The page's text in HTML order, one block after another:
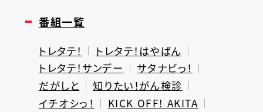
番組一覧
トレタテ！
トレタテ！はやばん
トレタテ！サンデー
サタナビっ！
だがしと
知りたい！がん検診
イチオシっ！
KICK OFF! AKITA